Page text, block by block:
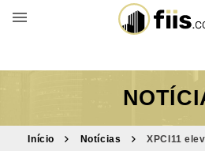
BUSCAR POR FUNDO
Início Notícias
XPCI11